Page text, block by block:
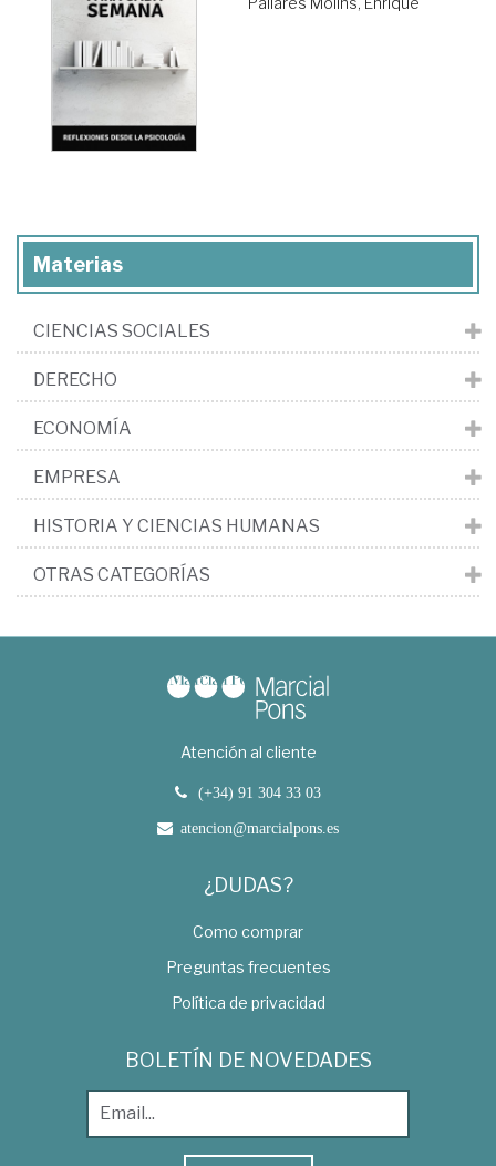
Materias
CIENCIAS SOCIALES
DERECHO
ECONOMÍA
EMPRESA
HISTORIA Y CIENCIAS HUMANAS
OTRAS CATEGORÍAS
Atención al cliente
(+34) 91 304 33 03
atencion@marcialpons.es
¿DUDAS?
Como comprar
Preguntas frecuentes
Política de privacidad
BOLETÍN DE NOVEDADES